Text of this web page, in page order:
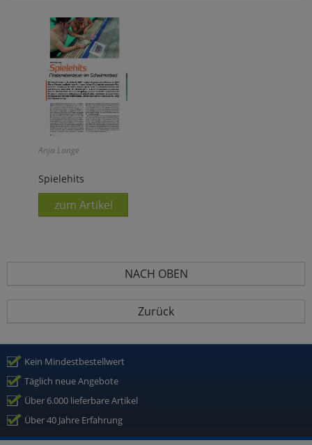
Anja Lange
Spielehits
zum Artikel
NACH OBEN
Zurück
Kein Mindestbestellwert
Täglich neue Angebote
Über 6.000 lieferbare Artikel
Über 40 Jahre Erfahrung